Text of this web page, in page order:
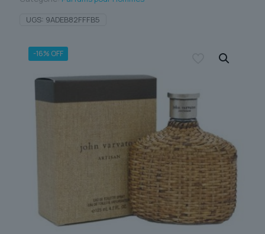
-16% OFF
UGS: 9ADEB82FFFB5